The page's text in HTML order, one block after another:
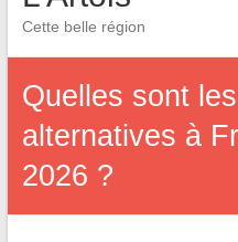
Cette belle région
Quelles sont
alternatives à
2026 ?